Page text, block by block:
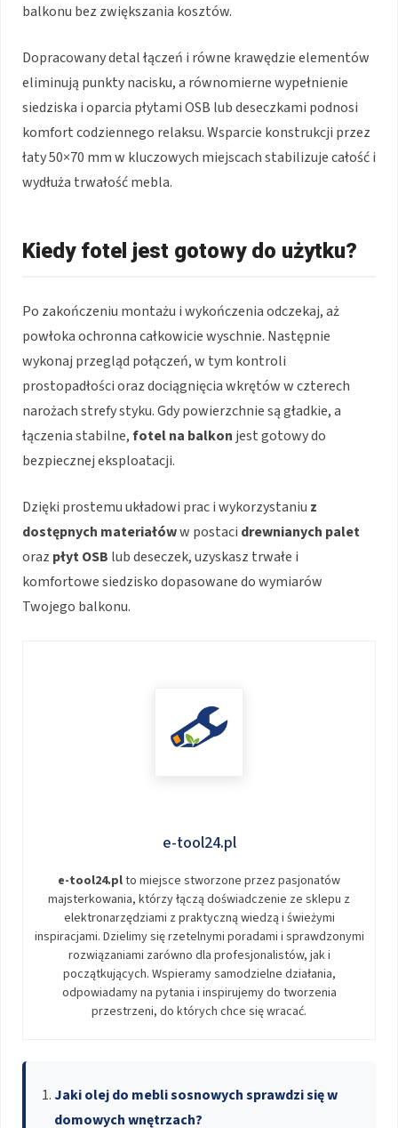
balkonu bez zwiększania kosztów.
Dopracowany detal łączeń i równe krawędzie elementów
eliminują punkty nacisku, a równomierne wypełnienie
siedziska i oparcia płytami OSB lub deseczkami podnosi
komfort codziennego relaksu. Wsparcie konstrukcji przez
łaty 50×70 mm w kluczowych miejscach stabilizuje całość i
wydłuża trwałość mebla.
Kiedy fotel jest gotowy do użytku?
Po zakończeniu montażu i wykończenia odczekaj, aż
powłoka ochronna całkowicie wyschnie. Następnie
wykonaj przegląd połączeń, w tym kontroli
prostopadłości oraz dociągnięcia wkrętów w czterech
narożach strefy styku. Gdy powierzchnie są gładkie, a
łączenia stabilne,fotel na balkon jest gotowy do
bezpiecznej eksploatacji.
Dzięki prostemu układowi prac i wykorzystaniu z
dostępnych materiałóww postaci drewnianych palet
oraz płyt OSB lub deseczek, uzyskasz trwałe i
komfortowe siedzisko dopasowane do wymiarów
Twojego balkonu.
e-tool24.pl
e-tool24.plto miejsce stworzone przez pasjonatów
majsterkowania, którzy łączą doświadczenie ze sklepu z
elektronarzędziami z praktyczną wiedzą i świeżymi
inspiracjami. Dzielimy się rzetelnymi poradami i sprawdzonymi
rozwiązaniami zarówno dla profesjonalistów, jak i
początkujących. Wspieramy samodzielne działania,
odpowiadamy na pytania i inspirujemy do tworzenia
przestrzeni, do których chce się wracać.
Jaki olej do mebli sosnowych sprawdzi się w
domowych wnętrzach?